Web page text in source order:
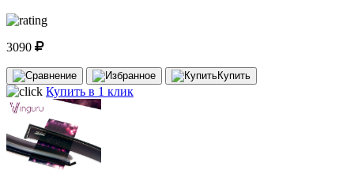
3090
Купить
Купить в 1 клик